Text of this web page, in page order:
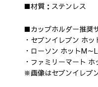
■材質： ステンレス
■カップホルダー推奨
・セブンイレブン ホ
・ローソン ホットM～
・ファミリーマート
※画像はセブンイレブ